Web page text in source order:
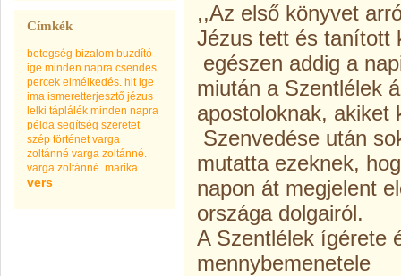
Címkék
betegség bizalom buzdító
ige minden napra csendes
percek elmélkedés. hit ige
ima ismeretterjesztő jézus
lelki táplálék minden napra
példa segítség szeretet
szép történet varga
zoltánné varga zoltánné.
varga zoltánné. marika
vers
,,Az első könyvet
Jézus tett és tanított
egészen addig a
miután a Szentlélek
apostoloknak, akiket
Szenvedése után
mutatta ezeknek,
napon át megjelent
országa dolgairól.
A Szentlélek ígérete
mennybemenetele